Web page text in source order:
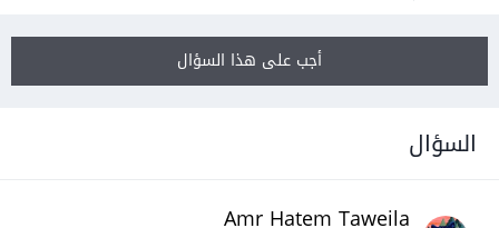
أجب على هذا السؤال
السؤال
Amr Hatem Taweila